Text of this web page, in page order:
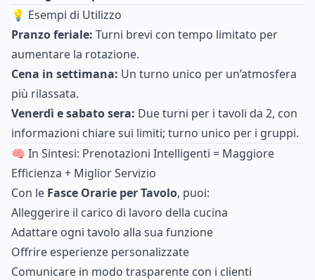
💡 Esempi di Utilizzo
Pranzo feriale: Turni brevi con tempo limitato per
aumentare la rotazione.
Cena in settimana: Un turno unico per un’atmosfera
più rilassata.
Venerdì e sabato sera: Due turni per i tavoli da 2, con
informazioni chiare sui limiti; turno unico per i gruppi.
🧠 In Sintesi: Prenotazioni Intelligenti = Maggiore
Efficienza + Miglior Servizio
Con le Fasce Orarie per Tavolo, puoi:
Alleggerire il carico di lavoro della cucina
Adattare ogni tavolo alla sua funzione
Offrire esperienze personalizzate
Comunicare in modo trasparente con i clienti